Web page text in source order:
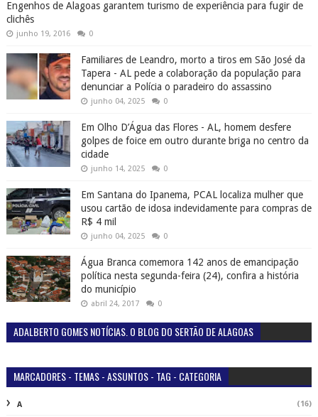
Engenhos de Alagoas garantem turismo de experiência para fugir de
clichês
junho 19, 2016 0
Familiares de Leandro, morto a tiros em São José da
Tapera - AL pede a colaboração da população para
denunciar a Polícia o paradeiro do assassino
junho 04, 2025 0
Em Olho D’Água das Flores - AL, homem desfere
golpes de foice em outro durante briga no centro da
cidade
junho 14, 2025 0
Em Santana do Ipanema, PCAL localiza mulher que
usou cartão de idosa indevidamente para compras de
R$ 4 mil
junho 04, 2025 0
Água Branca comemora 142 anos de emancipação
política nesta segunda-feira (24), confira a história
do município
abril 24, 2017 0
ADALBERTO GOMES NOTÍCIAS. O BLOG DO SERTÃO DE ALAGOAS
MARCADORES - TEMAS - ASSUNTOS - TAG - CATEGORIA
A (16)